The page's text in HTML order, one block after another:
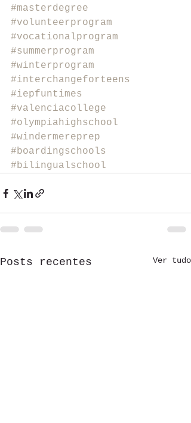
#masterdegree
#volunteerprogram
#vocationalprogram
#summerprogram
#winterprogram
#interchangeforteens
#iepfuntimes
#valenciacollege
#olympiahighschool
#windermereprep
#boardingschools
#bilingualschool
Posts recentes Ver tudo